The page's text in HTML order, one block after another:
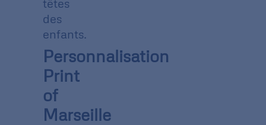
têtes
des
enfants.
Personnalisation
Print
of
Marseille